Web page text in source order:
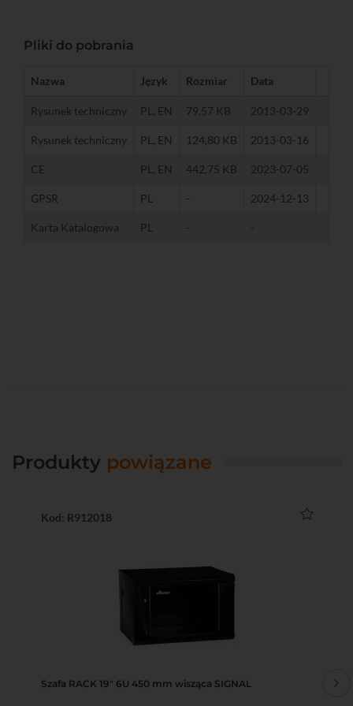
Pliki do pobrania
Nazwa Język Rozmiar Data
Rysunek techniczny PL, EN 79,57 KB 2013-03-29
Rysunek techniczny PL, EN 124,80 KB 2013-03-16
CE PL, EN 442,75 KB 2023-07-05
GPSR PL - 2024-12-13
Karta Katalogowa PL - -
Produkty powiązane
Kod: R912018
Szafa RACK 19" 6U 450 mm wisząca SIGNAL